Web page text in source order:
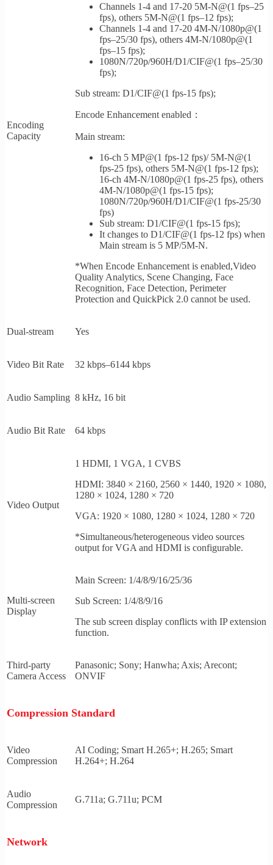
Encoding
Capacity
Channels 1-4 and 17-20 5M-N@(1 fps–25
fps), others 5M-N@(1 fps–12 fps);
Channels 1-4 and 17-20 4M-N/1080p@(1
fps–25/30 fps), others 4M-N/1080p@(1
fps–15 fps);
1080N/720p/960H/D1/CIF@(1 fps–25/30
fps);
Sub stream: D1/CIF@(1 fps-15 fps);
Encode Enhancement enabled：
Main stream:
16-ch 5 MP@(1 fps-12 fps)/ 5M-N@(1
fps-25 fps), others 5M-N@(1 fps-12 fps);
16-ch 4M-N/1080p@(1 fps-25 fps), others
4M-N/1080p@(1 fps-15 fps);
1080N/720p/960H/D1/CIF@(1 fps-25/30
fps)
Sub stream: D1/CIF@(1 fps-15 fps);
It changes to D1/CIF@(1 fps-12 fps) when
Main stream is 5 MP/5M-N.
*When Encode Enhancement is enabled,Video
Quality Analytics, Scene Changing, Face
Recognition, Face Detection, Perimeter
Protection and QuickPick 2.0 cannot be used.
Dual-stream Yes
Video Bit Rate 32 kbps–6144 kbps
Audio Sampling 8 kHz, 16 bit
Audio Bit Rate 64 kbps
Video Output
1 HDMI, 1 VGA, 1 CVBS
HDMI: 3840 × 2160, 2560 × 1440, 1920 × 1080,
1280 × 1024, 1280 × 720
VGA: 1920 × 1080, 1280 × 1024, 1280 × 720
*Simultaneous/heterogeneous video sources
output for VGA and HDMI is configurable.
Multi-screen
Display
Main Screen: 1/4/8/9/16/25/36
Sub Screen: 1/4/8/9/16
The sub screen display conflicts with IP extension
function.
Third-party
Camera Access
Panasonic; Sony; Hanwha; Axis; Arecont;
ONVIF
Compression Standard
Video
Compression
AI Coding; Smart H.265+; H.265; Smart
H.264+; H.264
Audio
Compression
G.711a; G.711u; PCM
Network